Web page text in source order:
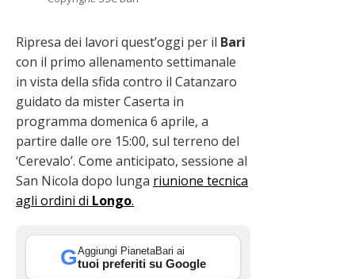
Ripresa dei lavori quest’oggi per il Bari
con il primo allenamento settimanale
in vista della sfida contro il Catanzaro
guidato da mister Caserta in
programma domenica 6 aprile, a
partire dalle ore 15:00, sul terreno del
‘Cerevalo’. Come anticipato, sessione al
San Nicola dopo lunga riunione tecnica
agli ordini di Longo.
GAggiungi PianetaBari ai
tuoi preferiti su Google